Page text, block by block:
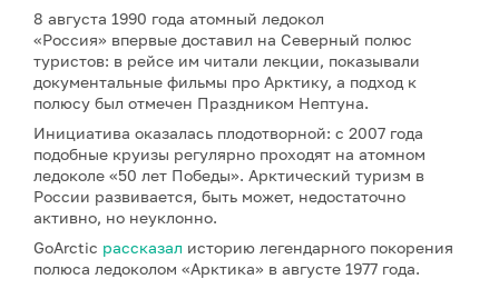
8 августа 1990 года атомный ледокол
«Россия» впервые доставил на Северный полюс
туристов: в рейсе им читали лекции, показывали
документальные фильмы про Арктику, а подход к
полюсу был отмечен Праздником Нептуна.
Инициатива оказалась плодотворной: с 2007 года
подобные круизы регулярно проходят на атомном
ледоколе «50 лет Победы». Арктический туризм в
России развивается, быть может, недостаточно
активно, но неуклонно.
GoArctic рассказал историю легендарного покорения
полюса ледоколом «Арктика» в августе 1977 года.